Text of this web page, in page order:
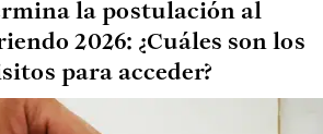
la postulación al
2026: ¿Cuáles son los
para acceder?